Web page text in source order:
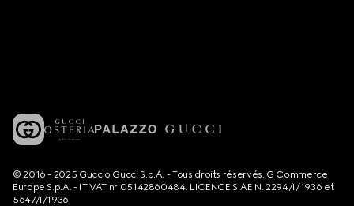
© 2016 - 2025 Guccio Gucci S.p.A. - Tous droits réservés. G Commerce
Europe S.p.A. - IT VAT nr 05142860484. LICENCE SIAE N. 2294/I/1936 et
5647/I/1936